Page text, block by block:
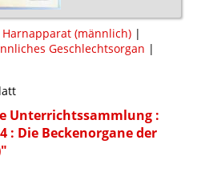
Harnapparat (männlich) |
Geschlechtsorgan |
Unterrichtssammlung :
: Die Beckenorgane der